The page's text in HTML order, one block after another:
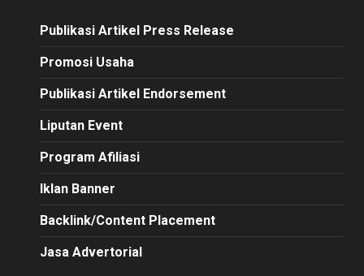
Publikasi Artikel Press Release
Promosi Usaha
Publikasi Artikel Endorsement
Liputan Event
Program Afiliasi
Iklan Banner
Backlink/Content Placement
Jasa Advertorial